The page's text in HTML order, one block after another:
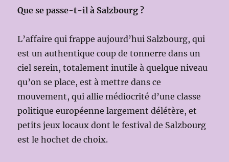
Que se passe-t-il à Salzbourg ?
L’affaire qui frappe aujourd’hui Salzbourg, qui
est un authentique coup de tonnerre dans un
ciel serein, totalement inutile à quelque niveau
qu’on se place, est à mettre dans ce
mouvement, qui allie médiocrité d’une classe
politique européenne largement délétère, et
petits jeux locaux dont le festival de Salzbourg
est le hochet de choix.